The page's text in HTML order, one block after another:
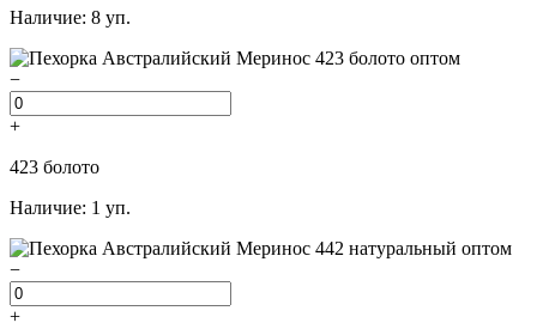
Наличие: 8 уп.
−
+
423 болото
Наличие: 1 уп.
−
+